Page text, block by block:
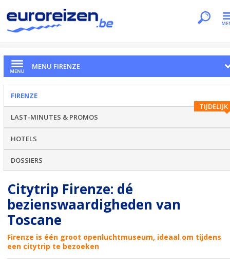
MENU FIRENZE
FIRENZE
TIJDELIJK
LAST-MINUTES & PROMOS
HOTELS
DOSSIERS
Citytrip Firenze: dé
bezienswaardigheden van
Toscane
Firenze is één groot openluchtmuseum, ideaal om tijdens
een citytrip te bezoeken